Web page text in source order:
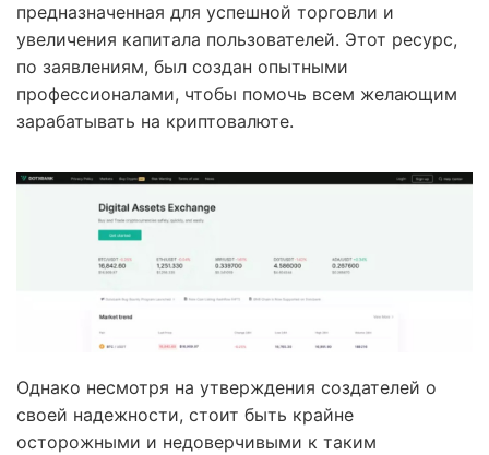
предназначенная для успешной торговли и
увеличения капитала пользователей. Этот ресурс,
по заявлениям, был создан опытными
профессионалами, чтобы помочь всем желающим
зарабатывать на криптовалюте.
Однако несмотря на утверждения создателей о
своей надежности, стоит быть крайне
осторожными и недоверчивыми к таким